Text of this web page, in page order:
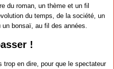
du roman, un thème et un fil
du temps, de la société, un
bonsaï, au fil des années.
!
trop en dire, pour que le spectateur